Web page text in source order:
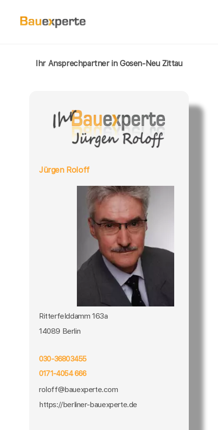
Ihr Ansprechpartner in Gosen-Neu Zittau
Jürgen Roloff
Ritterfelddamm 163a
14089 Berlin
030-36803455
0171-4054 666
roloff@bauexperte.com
https://berliner-bauexperte.de